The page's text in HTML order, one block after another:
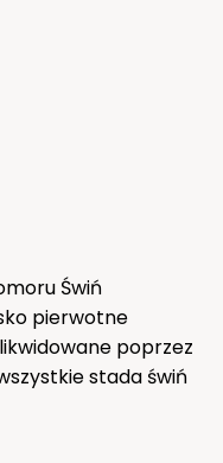
Świń
pierwotne
poprzez
stada świń